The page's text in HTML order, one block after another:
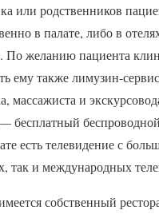
или родственников
в палате, либо в
По желанию пациента
ему также лимузин-
массажиста и
бесплатный
есть телевидение с
так и международных
собственный